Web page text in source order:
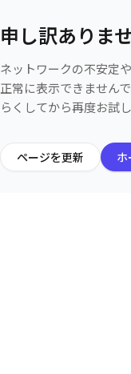
申し訳ありま
ネットワークの不安定
正常に表示できません
らくしてから再度お試
ページを更新 ホ